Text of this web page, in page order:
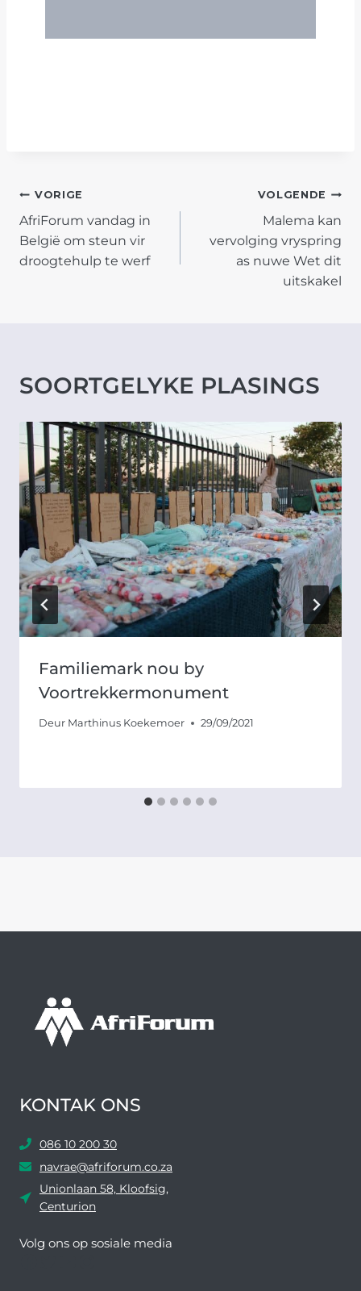
POST
NAVIGATION
VORIGE
AfriForum vandag in
België om steun vir
droogtehulp te werf
VOLGENDE
Malema kan
vervolging vryspring
as nuwe Wet dit
uitskakel
SOORTGELYKE PLASINGS
Familiemark nou by
Voortrekkermonument
Deur Marthinus Koekemoer 29/09/2021
KONTAK ONS
086 10 200 30
navrae@afriforum.co.za
Unionlaan 58, Kloofsig,
Centurion
Volg ons ​​op sosiale media